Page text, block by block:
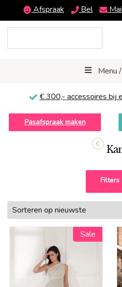
Afspraak Bel
Menu
€ 300,- accessoires bij
Pasafspraak maken
Filters
Sale
Sale